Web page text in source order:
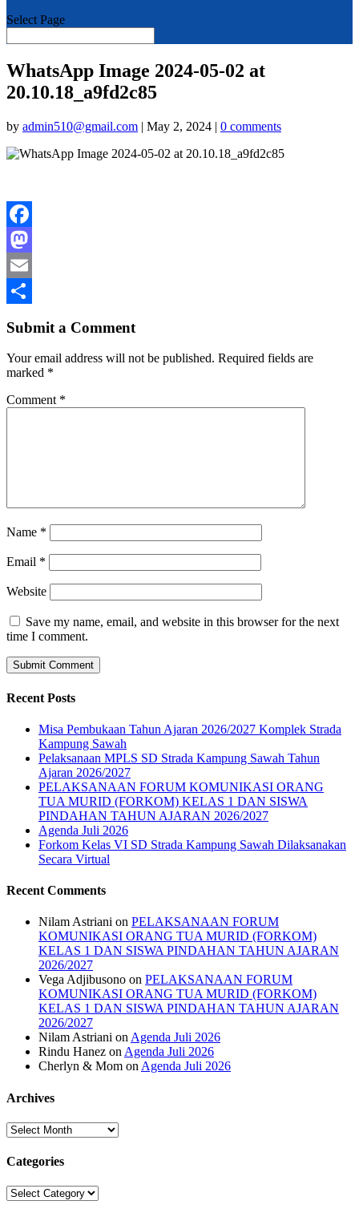
Select Page
WhatsApp Image 2024-05-02 at
20.10.18_a9fd2c85
by admin510@gmail.com | May 2, 2024 | 0 comments
Facebook
Mastodon
Email
Submit a Comment
Your email address will not be published. Required fields are
marked *
Comment *
Name *
Email *
Website
Save my name, email, and website in this browser for the next
time I comment.
Recent Posts
Misa Pembukaan Tahun Ajaran 2026/2027 Komplek Strada
Kampung Sawah
Pelaksanaan MPLS SD Strada Kampung Sawah Tahun
Ajaran 2026/2027
PELAKSANAAN FORUM KOMUNIKASI ORANG
TUA MURID (FORKOM) KELAS 1 DAN SISWA
PINDAHAN TAHUN AJARAN 2026/2027
Agenda Juli 2026
Forkom Kelas VI SD Strada Kampung Sawah Dilaksanakan
Secara Virtual
Recent Comments
Nilam Astriani on PELAKSANAAN FORUM
KOMUNIKASI ORANG TUA MURID (FORKOM)
KELAS 1 DAN SISWA PINDAHAN TAHUN AJARAN
2026/2027
Vega Adjibusono on PELAKSANAAN FORUM
KOMUNIKASI ORANG TUA MURID (FORKOM)
KELAS 1 DAN SISWA PINDAHAN TAHUN AJARAN
2026/2027
Nilam Astriani on Agenda Juli 2026
Rindu Hanez on Agenda Juli 2026
Cherlyn & Mom on Agenda Juli 2026
Archives
Archives
Categories
Categories